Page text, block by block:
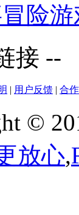
险
接 --
| 用户反馈 | 合
©
放心,